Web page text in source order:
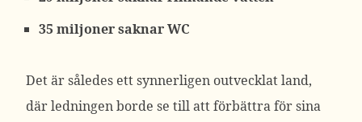
35 miljoner saknar WC
Det är således ett synnerligen outvecklat land,
där ledningen borde se till att förbättra för sina